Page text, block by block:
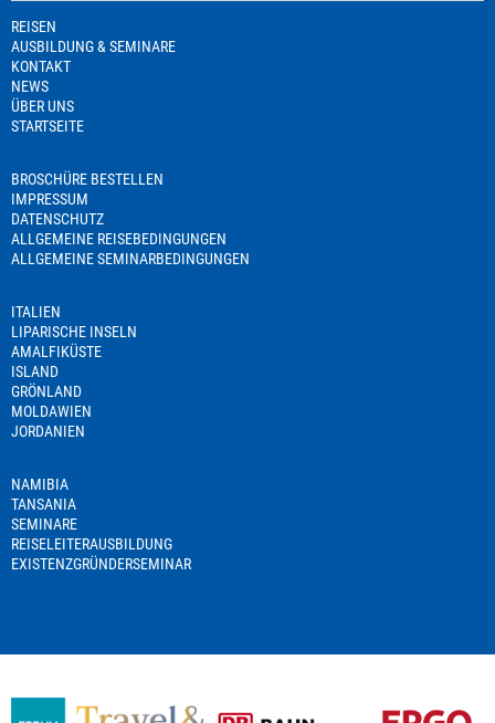
REISEN
AUSBILDUNG & SEMINARE
KONTAKT
NEWS
ÜBER UNS
STARTSEITE
BROSCHÜRE BESTELLEN
IMPRESSUM
DATENSCHUTZ
ALLGEMEINE REISEBEDINGUNGEN
ALLGEMEINE SEMINARBEDINGUNGEN
ITALIEN
LIPARISCHE INSELN
AMALFIKÜSTE
ISLAND
GRÖNLAND
MOLDAWIEN
JORDANIEN
NAMIBIA
TANSANIA
SEMINARE
REISELEITERAUSBILDUNG
EXISTENZGRÜNDERSEMINAR